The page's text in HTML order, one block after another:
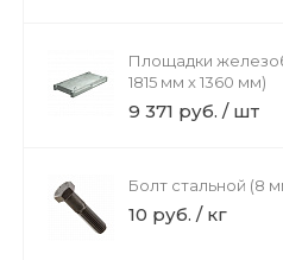
Площадки
1815 мм х 1360 мм)
9 371 руб. / шт
Болт стальной (8
10 руб. / кг